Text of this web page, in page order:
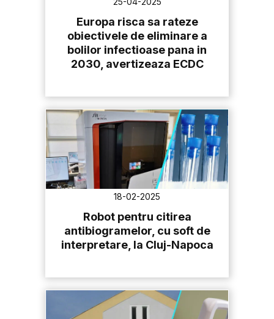
Europa risca sa rateze
obiectivele de eliminare a
bolilor infectioase pana in
2030, avertizeaza ECDC
18-02-2025
Robot pentru citirea
antibiogramelor, cu soft de
interpretare, la Cluj-Napoca